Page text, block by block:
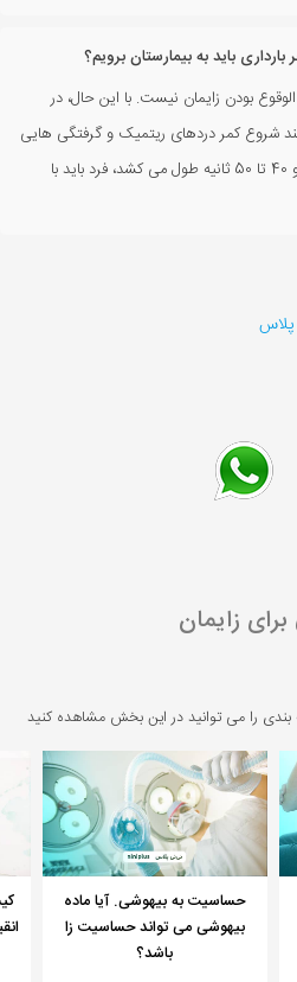
باید به بیمارستان برویم؟
بودن زایمان نیست. با این حال، در
شروع کمر دردهای ریتمیک و گرفتگی هایی
که تقریباً هر 10 دقیقه اتفاق می افتد و 40 تا 50 ثانیه طول می کشد، فرد باید با
زایمان
بندی را می توانید در این بخش مشاهده کنید
حساسیت به بیهوشی. آیا ماده
بیهوشی می تواند حساسیت زا
باشد؟